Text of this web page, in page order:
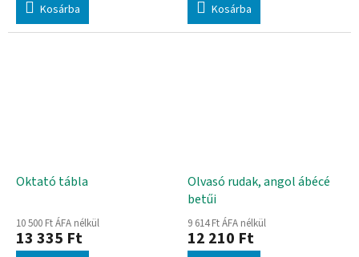
Kosárba Kosárba
Oktató tábla
10 500 Ft ÁFA nélkül
13 335 Ft
Olvasó rudak, angol ábécé
betűi
9 614 Ft ÁFA nélkül
12 210 Ft